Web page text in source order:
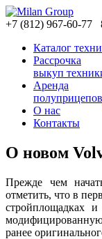
+7 (812) 967-60-77
Каталог
Рассрочка
выкуп
Аренда
полуприцепов
О нас
Контакты
О новом
Прежде чем
отметить, что в
стройплощадках
модифицированную
ранее